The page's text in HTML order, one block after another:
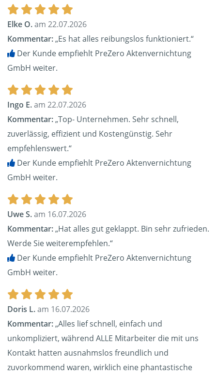
Elke O.am 22.07.2026
Kommentar:„Es hat alles reibungslos funktioniert.“
Der Kunde empfiehlt PreZero Aktenvernichtung
GmbH weiter.
Ingo E.am 22.07.2026
Kommentar:„Top- Unternehmen. Sehr schnell,
zuverlässig, effizient und Kostengünstig. Sehr
empfehlenswert.“
Der Kunde empfiehlt PreZero Aktenvernichtung
GmbH weiter.
Uwe S.am 16.07.2026
Kommentar:„Hat alles gut geklappt. Bin sehr zufrieden.
Werde Sie weiterempfehlen.“
Der Kunde empfiehlt PreZero Aktenvernichtung
GmbH weiter.
Doris L.am 16.07.2026
Kommentar:„Alles lief schnell, einfach und
unkompliziert, während ALLE Mitarbeiter die mit uns
Kontakt hatten ausnahmslos freundlich und
zuvorkommend waren, wirklich eine phantastische